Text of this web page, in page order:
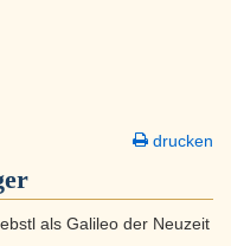
drucken
als Galileo der Neuzeit